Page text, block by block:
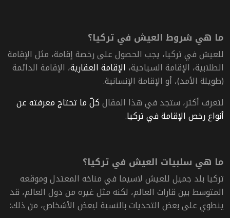
ما هي شروط العيش في تركيا؟
للعيش في تركيا، يجب الحصول على رخصة إقامة، مثل الإقامة
الطلابية، الإقامة السياحية، الإقامة العقارية، الإقامة الدائمة
(طويلة الأمد)، أو الإقامة الإنسانية.
لتعرف أكثر، ستجد في هذا المقالكلّ ما تحتاج معرفته عن
أنواع رخص الإقامة في تركيا.
ما هي سلبيات العيش في تركيا؟
تركيا بلد جميل للعيش لاسيما في مناخه المعتدل وموقعه
المتوسط بين قارات العالم، لكنه مثل غيره من دول العالم، قد
ينطوي على بعض التحديات بالنسبة لبعض الأشخاص، من ذلك: